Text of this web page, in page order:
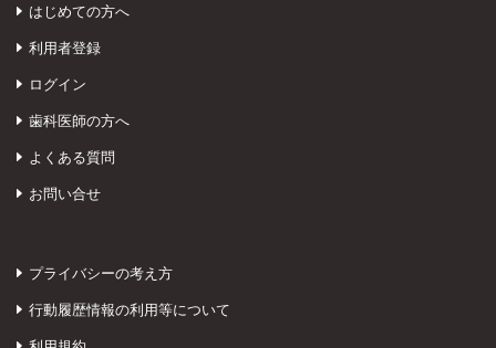
はじめての方へ
利用者登録
ログイン
歯科医師の方へ
よくある質問
お問い合せ
プライバシーの考え方
行動履歴情報の利用等について